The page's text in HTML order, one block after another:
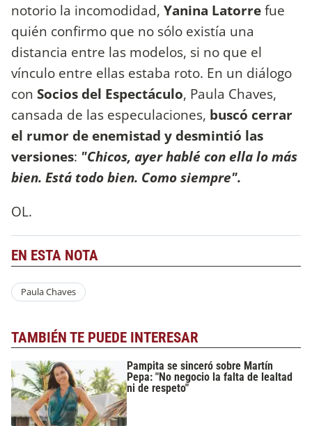
notorio la incomodidad, Yanina Latorrefue
quién confirmo que no sólo existía una
distancia entre las modelos, si no que el
vínculo entre ellas estaba roto. En un diálogo
con Socios del Espectáculo, Paula Chaves,
cansada de las especulaciones, buscó cerrar
el rumor de enemistad y desmintió las
versiones: "Chicos, ayer hablé con ella lo más
bien. Está todo bien. Como siempre".
OL.
EN ESTA NOTA
Paula Chaves
TAMBIÉN TE PUEDE INTERESAR
Pampita se sinceró sobre Martín
Pepa: "No negocio la falta de lealtad
ni de respeto"